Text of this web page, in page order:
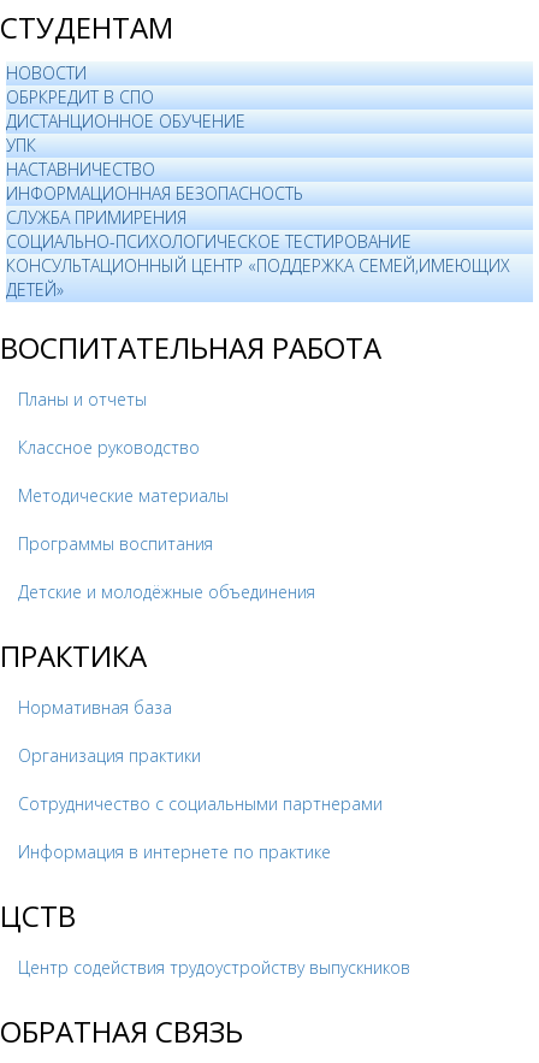
СТУДЕНТАМ
НОВОСТИ
ОБРКРЕДИТ В СПО
ДИСТАНЦИОННОЕ ОБУЧЕНИЕ
УПК
НАСТАВНИЧЕСТВО
ИНФОРМАЦИОННАЯ БЕЗОПАСНОСТЬ
СЛУЖБА ПРИМИРЕНИЯ
СОЦИАЛЬНО-ПСИХОЛОГИЧЕСКОЕ ТЕСТИРОВАНИЕ
КОНСУЛЬТАЦИОННЫЙ ЦЕНТР «ПОДДЕРЖКА СЕМЕЙ,ИМЕЮЩИХ
ДЕТЕЙ»
ВОСПИТАТЕЛЬНАЯ РАБОТА
Планы и отчеты
Классное руководство
Методические материалы
Программы воспитания
Детские и молодёжные объединения
ПРАКТИКА
Нормативная база
Организация практики
Сотрудничество с социальными партнерами
Информация в интернете по практике
ЦСТВ
Центр содействия трудоустройству выпускников
ОБРАТНАЯ СВЯЗЬ